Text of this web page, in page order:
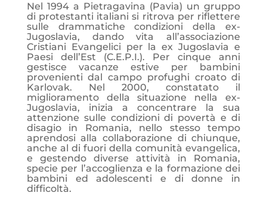
Nel 1994 a Pietragavina (Pavia) un gruppo
di protestanti italiani si ritrova per riflettere
sulle drammatiche condizioni della ex-
Jugoslavia, dando vita all’associazione
Cristiani Evangelici per la ex Jugoslavia e
Paesi dell’Est (C.E.P.I.). Per cinque anni
gestisce vacanze estive per bambini
provenienti dal campo profughi croato di
Karlovak. Nel 2000, constatato il
miglioramento della situazione nella ex-
Jugoslavia, inizia a concentrare la sua
attenzione sulle condizioni di povertà e di
disagio in Romania, nello stesso tempo
aprendosi alla collaborazione di chiunque,
anche al di fuori della comunità evangelica,
e gestendo diverse attività in Romania,
specie per l’accoglienza e la formazione dei
bambini ed adolescenti e di donne in
difficoltà.